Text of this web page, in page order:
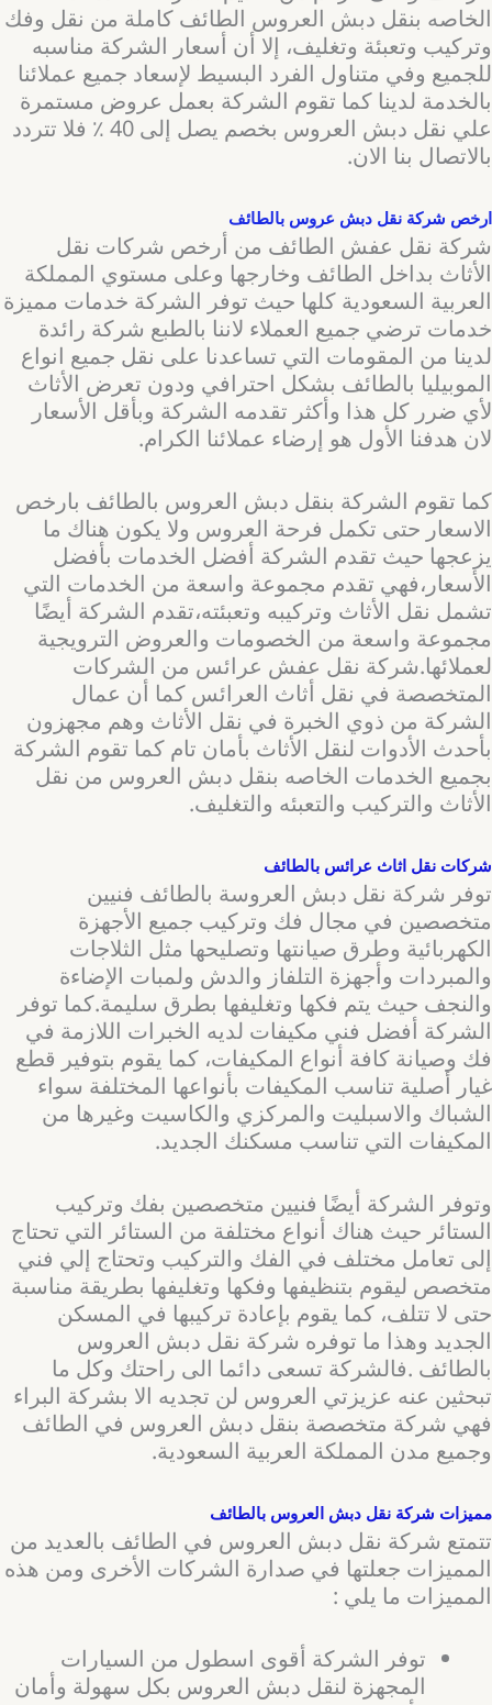
الخاصه بنقل دبش العروس الطائف كاملة من نقل وفك
وتركيب وتعبئة وتغليف، إلا أن أسعار الشركة مناسبه
للجميع وفي متناول الفرد البسيط لإسعاد جميع عملائنا
بالخدمة لدينا كما تقوم الشركة بعمل عروض مستمرة
علي نقل دبش العروس بخصم يصل إلى 40 ٪ فلا تتردد
بالاتصال بنا الان.
ارخص شركة نقل دبش عروس بالطائف
شركة نقل عفش الطائف من أرخص شركات نقل
الأثاث بداخل الطائف وخارجها وعلى مستوي المملكة
العربية السعودية كلها حيث توفر الشركة خدمات مميزة
خدمات ترضي جميع العملاء لاننا بالطبع شركة رائدة
لدينا من المقومات التي تساعدنا على نقل جميع انواع
الموبيليا بالطائف بشكل احترافي ودون تعرض الأثاث
لأي ضرر كل هذا وأكثر تقدمه الشركة وبأقل الأسعار
لان هدفنا الأول هو إرضاء عملائنا الكرام.
كما تقوم الشركة بنقل دبش العروس بالطائف بارخص
الاسعار حتى تكمل فرحة العروس ولا يكون هناك ما
يزعجها حيث تقدم الشركة أفضل الخدمات بأفضل
الأسعار،فهي تقدم مجموعة واسعة من الخدمات التي
تشمل نقل الأثاث وتركيبه وتعبئته،تقدم الشركة أيضًا
مجموعة واسعة من الخصومات والعروض الترويجية
لعملائها.شركة نقل عفش عرائس من الشركات
المتخصصة في نقل أثاث العرائس كما أن عمال
الشركة من ذوي الخبرة في نقل الأثاث وهم مجهزون
بأحدث الأدوات لنقل الأثاث بأمان تام كما تقوم الشركة
بجميع الخدمات الخاصه بنقل دبش العروس من نقل
الأثاث والتركيب والتعبئه والتغليف.
شركات نقل اثاث عرائس بالطائف
توفر شركة نقل دبش العروسة بالطائف فنيين
متخصصين في مجال فك وتركيب جميع الأجهزة
الكهربائية وطرق صيانتها وتصليحها مثل الثلاجات
والمبردات وأجهزة التلفاز والدش ولمبات الإضاءة
والنجف حيث يتم فكها وتغليفها بطرق سليمة.كما توفر
الشركة أفضل فني مكيفات لديه الخبرات اللازمة في
فك وصيانة كافة أنواع المكيفات، كما يقوم بتوفير قطع
غيار أصلية تناسب المكيفات بأنواعها المختلفة سواء
الشباك والاسبليت والمركزي والكاسيت وغيرها من
المكيفات التي تناسب مسكنك الجديد.
وتوفر الشركة أيضًا فنيين متخصصين بفك وتركيب
الستائر حيث هناك أنواع مختلفة من الستائر التي تحتاج
إلى تعامل مختلف في الفك والتركيب وتحتاج إلي فني
متخصص ليقوم بتنظيفها وفكها وتغليفها بطريقة مناسبة
حتى لا تتلف، كما يقوم بإعادة تركيبها في المسكن
الجديد وهذا ما توفره شركة نقل دبش العروس
بالطائف .فالشركة تسعى دائما الى راحتك وكل ما
تبحثين عنه عزيزتي العروس لن تجديه الا بشركة البراء
فهي شركة متخصصة بنقل دبش العروس في الطائف
وجميع مدن المملكة العربية السعودية.
مميزات شركة نقل دبش العروس بالطائف
تتمتع شركة نقل دبش العروس في الطائف بالعديد من
المميزات جعلتها في صدارة الشركات الأخرى ومن هذه
المميزات ما يلي :
توفر الشركة أقوى اسطول من السيارات
المجهزة لنقل دبش العروس بكل سهولة وأمان